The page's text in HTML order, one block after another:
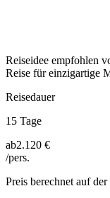
Reiseidee empfohlen
Reise für einzigartige
Reisedauer
15 Tage
ab2.120 €
/pers.
Preis berechnet auf